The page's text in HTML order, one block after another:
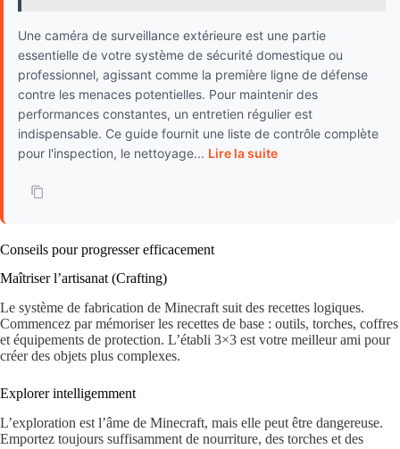
Une caméra de surveillance extérieure est une partie
essentielle de votre système de sécurité domestique ou
professionnel, agissant comme la première ligne de défense
contre les menaces potentielles. Pour maintenir des
performances constantes, un entretien régulier est
indispensable. Ce guide fournit une liste de contrôle complète
pour l'inspection, le nettoyage... Lire la suite
Conseils pour progresser efficacement
Maîtriser l’artisanat (Crafting)
Le système de fabrication de Minecraft suit des recettes logiques.
Commencez par mémoriser les recettes de base : outils, torches, coffres
et équipements de protection. L’établi 3×3 est votre meilleur ami pour
créer des objets plus complexes.
Explorer intelligemment
L’exploration est l’âme de Minecraft, mais elle peut être dangereuse.
Emportez toujours suffisamment de nourriture, des torches et des